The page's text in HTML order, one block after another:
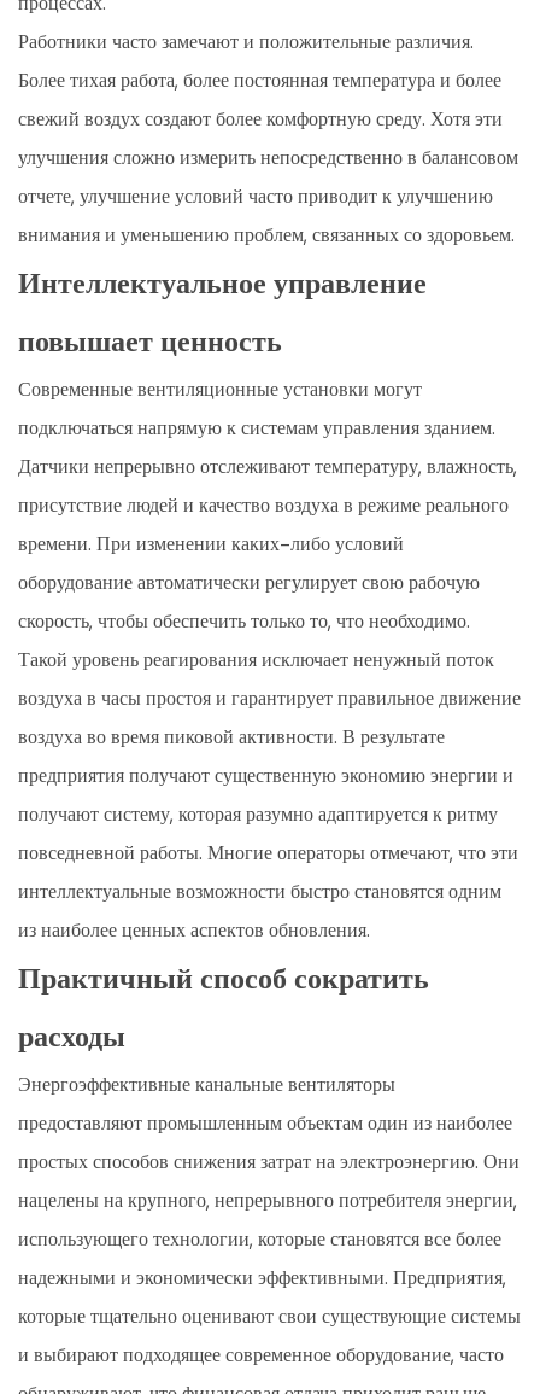
Работники часто замечают и положительные различия.
Более тихая работа, более постоянная температура и более
свежий воздух создают более комфортную среду. Хотя эти
улучшения сложно измерить непосредственно в балансовом
отчете, улучшение условий часто приводит к улучшению
внимания и уменьшению проблем, связанных со здоровьем.
Интеллектуальное управление
повышает ценность
Современные вентиляционные установки могут
подключаться напрямую к системам управления зданием.
Датчики непрерывно отслеживают температуру, влажность,
присутствие людей и качество воздуха в режиме реального
времени. При изменении каких-либо условий
оборудование автоматически регулирует свою рабочую
скорость, чтобы обеспечить только то, что необходимо.
Такой уровень реагирования исключает ненужный поток
воздуха в часы простоя и гарантирует правильное движение
воздуха во время пиковой активности. В результате
предприятия получают существенную экономию энергии и
получают систему, которая разумно адаптируется к ритму
повседневной работы. Многие операторы отмечают, что эти
интеллектуальные возможности быстро становятся одним
из наиболее ценных аспектов обновления.
Практичный способ сократить
расходы
Энергоэффективные канальные вентиляторы
предоставляют промышленным объектам один из наиболее
простых способов снижения затрат на электроэнергию. Они
нацелены на крупного, непрерывного потребителя энергии,
использующего технологии, которые становятся все более
надежными и экономически эффективными. Предприятия,
которые тщательно оценивают свои существующие системы
и выбирают подходящее современное оборудование, часто